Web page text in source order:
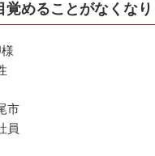
覚めることがなくなり
市
員